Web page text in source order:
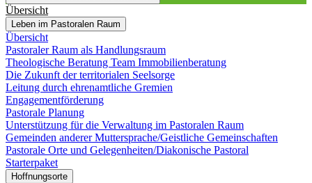
Übersicht
Leben im Pastoralen Raum
Übersicht
Pastoraler Raum als Handlungsraum
Theologische Beratung Team Immobilienberatung
Die Zukunft der territorialen Seelsorge
Leitung durch ehrenamtliche Gremien
Engagementförderung
Pastorale Planung
Unterstützung für die Verwaltung im Pastoralen Raum
Gemeinden anderer Muttersprache/Geistliche Gemeinschaften
Pastorale Orte und Gelegenheiten/Diakonische Pastoral
Starterpaket
Hoffnungsorte